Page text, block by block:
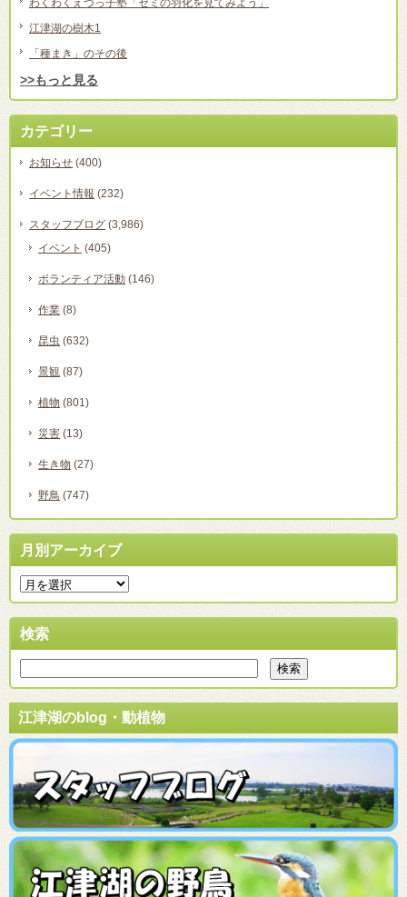
わくわくえづっ子塾「セミの羽化を見てみよう」
江津湖の樹木1
「種まき」のその後
>>もっと見る
カテゴリー
お知らせ (400)
イベント情報 (232)
スタッフブログ (3,986)
イベント (405)
ボランティア活動 (146)
作業 (8)
昆虫 (632)
景観 (87)
植物 (801)
災害 (13)
生き物 (27)
野鳥 (747)
月別アーカイブ
検索
江津湖のblog・動植物